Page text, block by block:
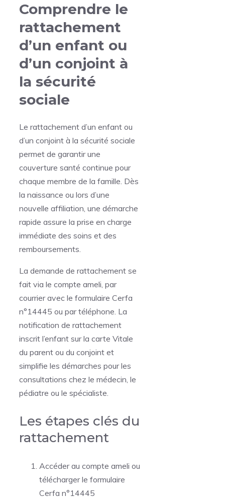
Comprendre le
rattachement
d’un enfant ou
d’un conjoint à
la sécurité
sociale
Le rattachement d’un enfant ou
d’un conjoint à la sécurité sociale
permet de garantir une
couverture santé continue pour
chaque membre de la famille. Dès
la naissance ou lors d’une
nouvelle affiliation, une démarche
rapide assure la prise en charge
immédiate des soins et des
remboursements.
La demande de rattachement se
fait via le compte ameli, par
courrier avec le formulaire Cerfa
n°14445 ou par téléphone. La
notification de rattachement
inscrit l’enfant sur la carte Vitale
du parent ou du conjoint et
simplifie les démarches pour les
consultations chez le médecin, le
pédiatre ou le spécialiste.
Les étapes clés du
rattachement
Accéder au compte ameli ou
télécharger le formulaire
Cerfa n°14445